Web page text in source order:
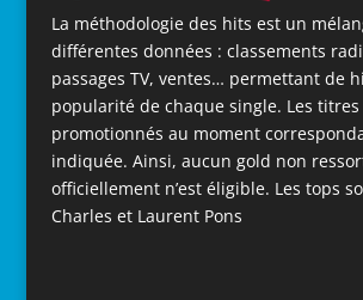
La méthodologie des hits est un
différentes données : classements
passages TV, ventes… permettant de
popularité de chaque single. Les titres
promotionnés au moment
indiquée. Ainsi, aucun gold non
officiellement n’est éligible. Les tops
Charles et Laurent Pons